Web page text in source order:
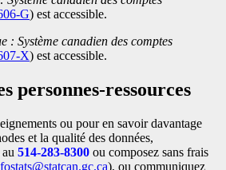
G) est accessible.
: Système canadien des comptes
X) est accessible.
personnes-ressources
ou pour en savoir davantage
et la qualité des données,
514-283-8300 ou composez sans frais
), ou communiquez